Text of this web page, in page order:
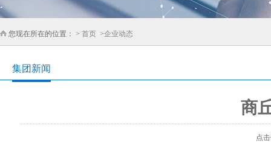
您现在所在的位置： > 首页 >企业动态
集团新闻
商
点击